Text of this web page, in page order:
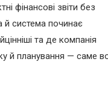
фінансові звіти без
й система починає
та де компанія
й планування — саме